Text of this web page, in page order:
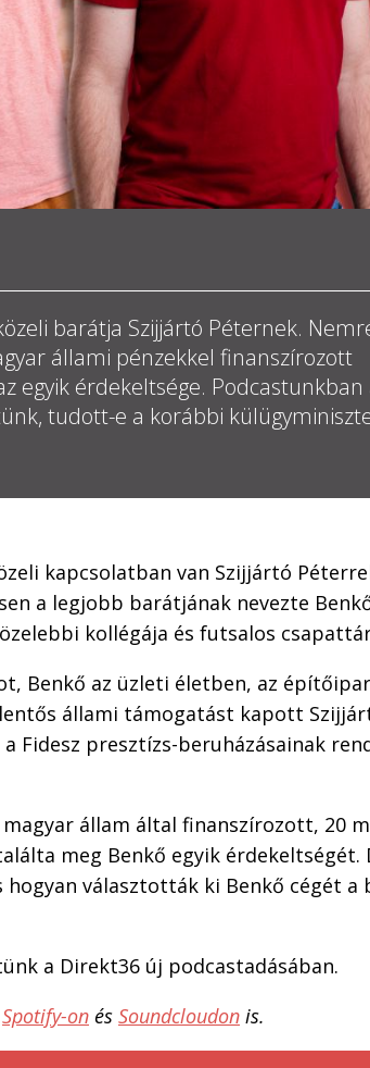
barátja Szijjártó Péternek.
állami pénzekkel finanszírozott
egyik érdekeltsége. Podcastunkban
tudott-e a korábbi
kapcsolatban van Szijjártó
a legjobb barátjának nevezte
kollégája és futsalos
Benkő az üzleti életben, az
állami támogatást kapott
Fidesz presztízs-beruházásainak
állam által finanszírozott, 20
meg Benkő egyik érdekeltségét.
választották ki Benkő cégét a
a Direkt36 új podcastadásában.
Spotify-on és Soundcloudon is.